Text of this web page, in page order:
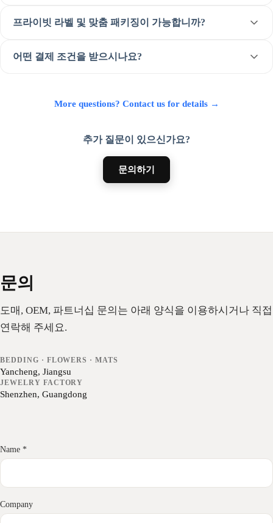
프라이빗 라벨 및 맞춤 패키징이 가능합니까?
어떤 결제 조건을 받으시나요?
More questions? Contact us for details →
추가 질문이 있으신가요?
문의하기
문의
도매, OEM, 파트너십 문의는 아래 양식을 이용하시거나 직접
연락해 주세요.
BEDDING · FLOWERS · MATS
Yancheng, Jiangsu
JEWELRY FACTORY
Shenzhen, Guangdong
Name *
Company